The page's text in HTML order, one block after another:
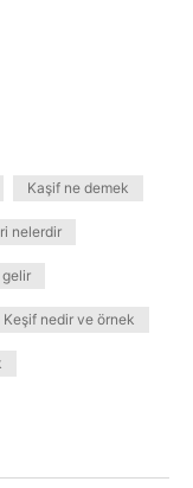
Kaşif ne demek
nelerdir
Keşif nedir ve örnek